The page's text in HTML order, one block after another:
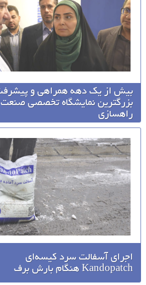
بیش از یک دهه همراهی و
بزرگترین نمایشگاه تخصصی صنعت
راهسازی
اجرای آسفالت سرد کیسه‌ای
Kandopatch هنگام بارش برف